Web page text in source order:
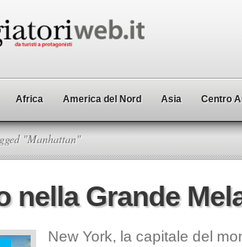
Africa America del Nord Asia Centro
"Manhattan"
nella Grande
New York, la capitale del